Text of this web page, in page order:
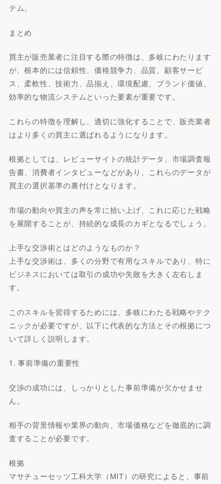
テム。
まとめ
買主が販売業者に注目する際の特徴は、多岐にわたります
が、根本的には信頼性、価格競争力、品質、顧客サービ
ス、柔軟性、技術力、品揃え、環境配慮、ブランド価値、
効率的な物流システムといった要素が重要です。
これらの特徴を理解し、適切に強化することで、販売業者
はより多くの買主に選ばれるようになります。
根拠としては、レビューサイトの統計データ、市場調査報
告書、消費者インタビューなどがあり、これらのデータが
買主の選択基準の裏付けとなります。
市場の動向や買主の声を常に拾い上げ、これに応じた戦略
を展開することが、持続的な成長のカギとなるでしょう。
上手な交渉術とはどのようなものか？
上手な交渉術は、多くの分野で有用なスキルであり、特に
ビジネスにおいては取引の成功や失敗を大きく左右しま
す。
このスキルを習得するためには、多岐にわたる戦略やテク
ニックが必要ですが、以下に代表的な方法とその根拠につ
いて詳しく説明します。
1. 事前準備の重要性
交渉の成功には、しっかりとした事前準備が欠かせませ
ん。
相手の背景情報や業界の動向、市場価格などを徹底的に調
査することが必要です。
根拠
マサチューセッツ工科大学（MIT）の研究によると、事前